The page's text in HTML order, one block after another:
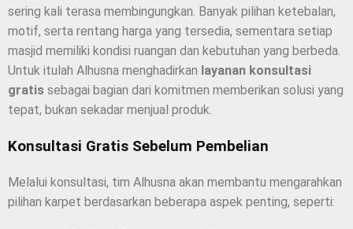
sering kali terasa membingungkan. Banyak pilihan ketebalan,
motif, serta rentang harga yang tersedia, sementara setiap
masjid memiliki kondisi ruangan dan kebutuhan yang berbeda.
Untuk itulah Alhusna menghadirkan layanan konsultasi
gratis sebagai bagian dari komitmen memberikan solusi yang
tepat, bukan sekadar menjual produk.
Konsultasi Gratis Sebelum Pembelian
Melalui konsultasi, tim Alhusna akan membantu mengarahkan
pilihan karpet berdasarkan beberapa aspek penting, seperti: